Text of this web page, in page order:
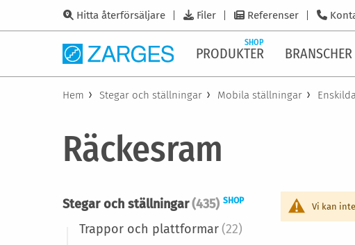
Hitta återförsäljare Filer Referenser
PRODUKTER
SHOP
BRANSCHER
Hem Stegar och ställningar Mobila ställningar
Räckesram
Vi kan
Stegar och ställningar(435) SHOP
Trappor och plattformar(22)